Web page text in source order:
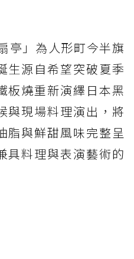
亭」為人形町今半旗
生源自希望突破夏季
板燒重新演繹日本黑
與現場料理演出，將
脂與鮮甜風味完整呈
具料理與表演藝術的